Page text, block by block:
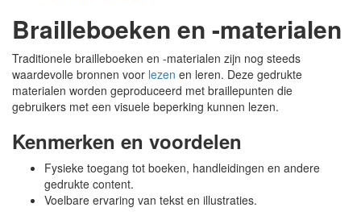
Brailleboeken en -materialen
Traditionele brailleboeken en -materialen zijn nog steeds
waardevolle bronnen voor lezen en leren. Deze gedrukte
materialen worden geproduceerd met braillepunten die
gebruikers met een visuele beperking kunnen lezen.
Kenmerken en voordelen
Fysieke toegang tot boeken, handleidingen en andere
gedrukte content.
Voelbare ervaring van tekst en illustraties.